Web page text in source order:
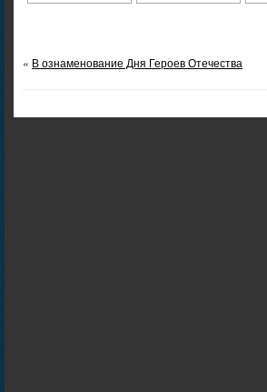
« В ознаменование Дня Героев Отечества